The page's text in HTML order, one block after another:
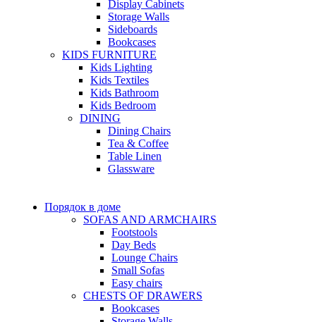
Display Cabinets
Storage Walls
Sideboards
Bookcases
KIDS FURNITURE
Kids Lighting
Kids Textiles
Kids Bathroom
Kids Bedroom
DINING
Dining Chairs
Tea & Coffee
Table Linen
Glassware
Порядок в доме
SOFAS AND ARMCHAIRS
Footstools
Day Beds
Lounge Chairs
Small Sofas
Easy chairs
CHESTS OF DRAWERS
Bookcases